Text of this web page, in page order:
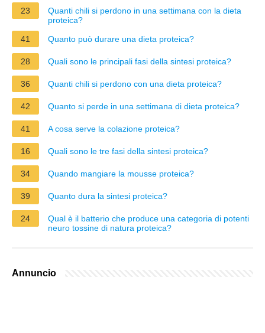
23
Quanti chili si perdono in una settimana con la dieta
proteica?
41
Quanto può durare una dieta proteica?
28 Quali sono le principali fasi della sintesi proteica?
36 Quanti chili si perdono con una dieta proteica?
42 Quanto si perde in una settimana di dieta proteica?
41 A cosa serve la colazione proteica?
16 Quali sono le tre fasi della sintesi proteica?
34 Quando mangiare la mousse proteica?
39 Quanto dura la sintesi proteica?
24
Qual è il batterio che produce una categoria di potenti
neuro tossine di natura proteica?
Annuncio